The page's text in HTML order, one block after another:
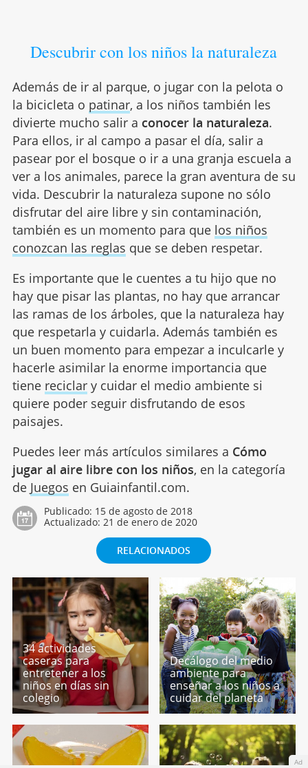
Descubrir con los niños la naturaleza
Además de ir al parque, o jugar con la pelota o
la bicicleta o patinar, a los niños también les
divierte mucho salir a conocer la naturaleza.
Para ellos, ir al campo a pasar el día, salir a
pasear por el bosque o ir a una granja escuela a
ver a los animales, parece la gran aventura de su
vida. Descubrir la naturaleza supone no sólo
disfrutar del aire libre y sin contaminación,
también es un momento para que los niños
conozcan las reglas que se deben respetar.
Es importante que le cuentes a tu hijo que no
hay que pisar las plantas, no hay que arrancar
las ramas de los árboles, que la naturaleza hay
que respetarla y cuidarla. Además también es
un buen momento para empezar a inculcarle y
hacerle asimilar la enorme importancia que
tiene reciclary cuidar el medio ambiente si
quiere poder seguir disfrutando de esos
paisajes.
Puedes leer más artículos similares a Cómo
jugar al aire libre con los niños, en la categoría
de Juegos en Guiainfantil.com.
Publicado: 15 de agosto de 2018
Actualizado: 21 de enero de 2020
RELACIONADOS
34 actividades
caseras para
entretener a los
niños en días sin
colegio
Decálogo del medio
ambiente para
enseñar a los niños a
cuidar del planeta
Ad